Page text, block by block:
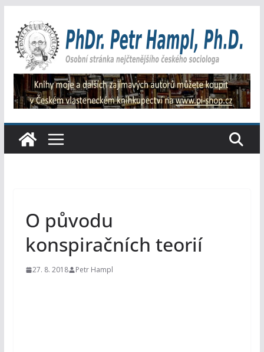
obsah
O původu
konspiračních teorií
27. 8. 2018 Petr Hampl